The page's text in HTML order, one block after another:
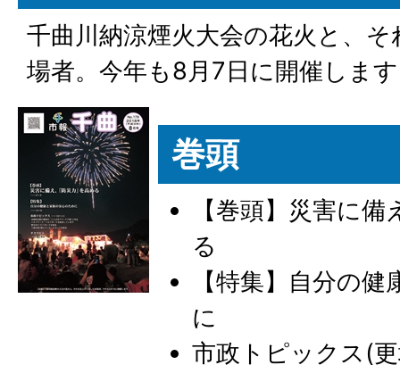
千曲川納涼煙火大会の花火と、
場者。今年も8月7日に開催しま
巻頭
【巻頭】災害に
る
【特集】自分の
に
市政トピックス(